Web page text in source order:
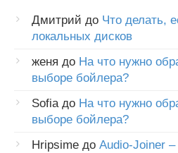
Дмитрий до Что делать,
локальных дисков
женя до На что нужно
выборе бойлера?
Sofiaдо На что нужно
выборе бойлера?
Hripsime до Audio-Joiner